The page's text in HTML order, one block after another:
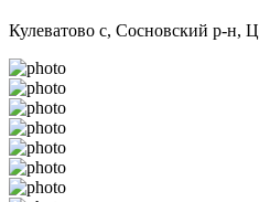
Кулеватово с, Сосновский р-н,